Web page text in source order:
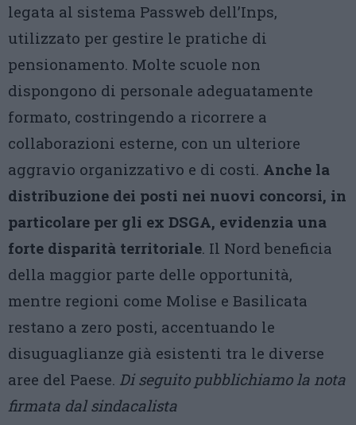
legata al sistema Passweb dell’Inps,
utilizzato per gestire le pratiche di
pensionamento. Molte scuole non
dispongono di personale adeguatamente
formato, costringendo a ricorrere a
collaborazioni esterne, con un ulteriore
aggravio organizzativo e di costi. Anche la
distribuzione dei posti nei nuovi concorsi, in
particolare per gli ex DSGA, evidenzia una
forte disparità territoriale. Il Nord beneficia
della maggior parte delle opportunità,
mentre regioni come Molise e Basilicata
restano a zero posti, accentuando le
disuguaglianze già esistenti tra le diverse
aree del Paese. Di seguito pubblichiamo la nota
firmata dal sindacalista